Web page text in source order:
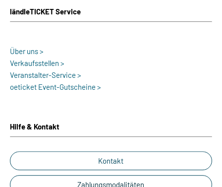
ländleTICKET Service
Über uns >
Verkaufsstellen >
Veranstalter-Service >
oeticket Event-Gutscheine >
Hilfe & Kontakt
Kontakt
Zahlungsmodalitäten